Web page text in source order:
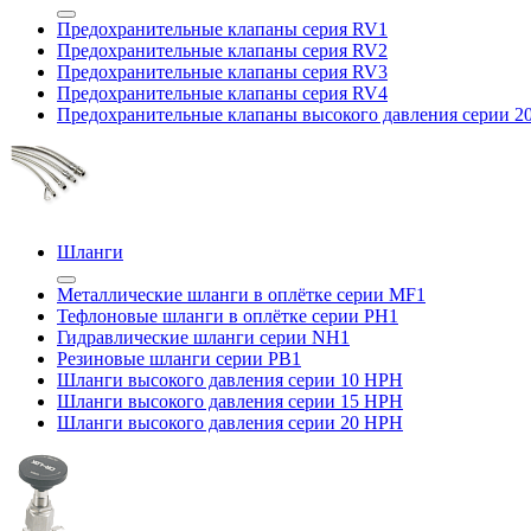
Предохранительные клапаны серия RV1
Предохранительные клапаны серия RV2
Предохранительные клапаны серия RV3
Предохранительные клапаны серия RV4
Предохранительные клапаны высокого давления серии
Шланги
Металлические шланги в оплётке серии MF1
Тефлоновые шланги в оплётке серии PH1
Гидравлические шланги серии NH1
Резиновые шланги серии PB1
Шланги высокого давления серии 10 HPH
Шланги высокого давления серии 15 HPH
Шланги высокого давления серии 20 HPH